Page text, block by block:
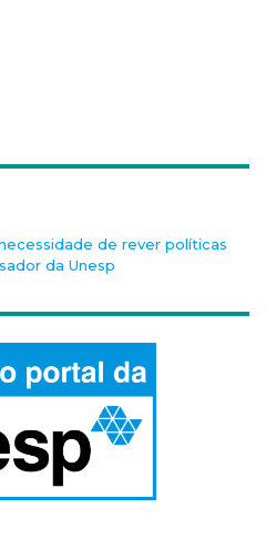
de rever políticas
da Unesp